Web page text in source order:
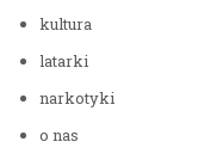
kultura
latarki
narkotyki
o nas